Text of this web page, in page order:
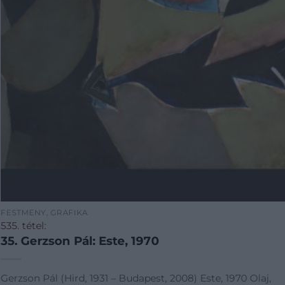
FESTMÉNY, GRAFIKA
535. tétel:
35. Gerzson Pál: Este, 1970
Gerzson Pál (Hird, 1931 – Budapest, 2008) Este, 1970 Olaj,